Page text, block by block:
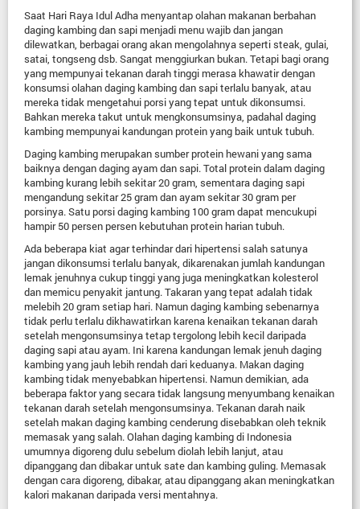
Saat Hari Raya Idul Adha menyantap olahan makanan berbahan
daging kambing dan sapi menjadi menu wajib dan jangan
dilewatkan, berbagai orang akan mengolahnya seperti steak, gulai,
satai, tongseng dsb. Sangat menggiurkan bukan. Tetapi bagi orang
yang mempunyai tekanan darah tinggi merasa khawatir dengan
konsumsi olahan daging kambing dan sapi terlalu banyak, atau
mereka tidak mengetahui porsi yang tepat untuk dikonsumsi.
Bahkan mereka takut untuk mengkonsumsinya, padahal daging
kambing mempunyai kandungan protein yang baik untuk tubuh.
Daging kambing merupakan sumber protein hewani yang sama
baiknya dengan daging ayam dan sapi. Total protein dalam daging
kambing kurang lebih sekitar 20 gram, sementara daging sapi
mengandung sekitar 25 gram dan ayam sekitar 30 gram per
porsinya. Satu porsi daging kambing 100 gram dapat mencukupi
hampir 50 persen persen kebutuhan protein harian tubuh.
Ada beberapa kiat agar terhindar dari hipertensi salah satunya
jangan dikonsumsi terlalu banyak, dikarenakan jumlah kandungan
lemak jenuhnya cukup tinggi yang juga meningkatkan kolesterol
dan memicu penyakit jantung. Takaran yang tepat adalah tidak
melebih 20 gram setiap hari. Namun daging kambing sebenarnya
tidak perlu terlalu dikhawatirkan karena kenaikan tekanan darah
setelah mengonsumsinya tetap tergolong lebih kecil daripada
daging sapi atau ayam. Ini karena kandungan lemak jenuh daging
kambing yang jauh lebih rendah dari keduanya. Makan daging
kambing tidak menyebabkan hipertensi. Namun demikian, ada
beberapa faktor yang secara tidak langsung menyumbang kenaikan
tekanan darah setelah mengonsumsinya. Tekanan darah naik
setelah makan daging kambing cenderung disebabkan oleh teknik
memasak yang salah. Olahan daging kambing di Indonesia
umumnya digoreng dulu sebelum diolah lebih lanjut, atau
dipanggang dan dibakar untuk sate dan kambing guling. Memasak
dengan cara digoreng, dibakar, atau dipanggang akan meningkatkan
kalori makanan daripada versi mentahnya.